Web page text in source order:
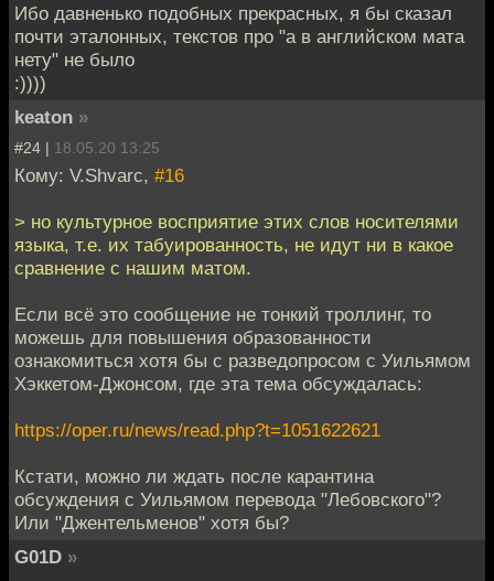
Ибо давненько подобных прекрасных, я бы сказал
почти эталонных, текстов про "а в английском мата
нету" не было
:))))
keaton »
#24 | 18.05.20 13:25
Кому: V.Shvarc, #16
> но культурное восприятие этих слов носителями
языка, т.е. их табуированность, не идут ни в какое
сравнение с нашим матом.
Если всё это сообщение не тонкий троллинг, то
можешь для повышения образованности
ознакомиться хотя бы с разведопросом с Уильямом
Хэккетом-Джонсом, где эта тема обсуждалась:
https://oper.ru/news/read.php?t=1051622621
Кстати, можно ли ждать после карантина
обсуждения с Уильямом перевода "Лебовского"?
Или "Джентельменов" хотя бы?
G01D »